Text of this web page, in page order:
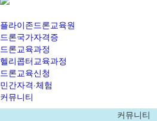
플라이존드론교육원
드론국가자격증
드론교육과정
헬리콥터교육과정
드론교육신청
민간자격·체험
커뮤니티
커뮤니티